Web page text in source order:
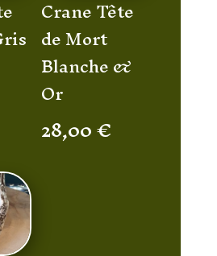
Crane Tête
de Mort
Blanche &
Or
28,00€